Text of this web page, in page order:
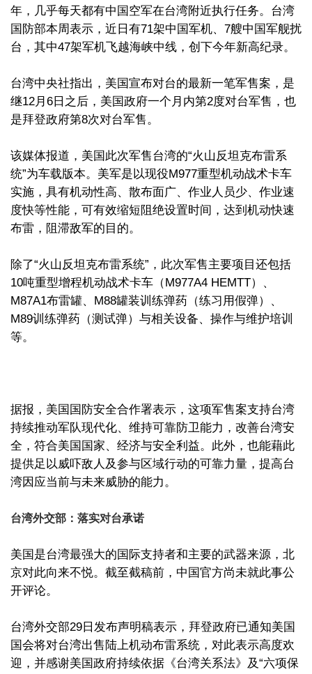
年，几乎每天都有中国空军在台湾附近执行任务。台湾
国防部本周表示，近日有71架中国军机、7艘中国军舰扰
台，其中47架军机飞越海峡中线，创下今年新高纪录。
台湾中央社指出，美国宣布对台的最新一笔军售案，是
继12月6日之后，美国政府一个月内第2度对台军售，也
是拜登政府第8次对台军售。
该媒体报道，美国此次军售台湾的“火山反坦克布雷系
统”为车载版本。美军是以现役M977重型机动战术卡车
实施，具有机动性高、散布面广、作业人员少、作业速
度快等性能，可有效缩短阻绝设置时间，达到机动快速
布雷，阻滞敌军的目的。
除了“火山反坦克布雷系统”，此次军售主要项目还包括
10吨重型增程机动战术卡车（M977A4 HEMTT）、
M87A1布雷罐、M88罐装训练弹药（练习用假弹）、
M89训练弹药（测试弹）与相关设备、操作与维护培训
等。
据报，美国国防安全合作署表示，这项军售案支持台湾
持续推动军队现代化、维持可靠防卫能力，改善台湾安
全，符合美国国家、经济与安全利益。此外，也能藉此
提供足以威吓敌人及参与区域行动的可靠力量，提高台
湾因应当前与未来威胁的能力。
台湾外交部：落实对台承诺
美国是台湾最强大的国际支持者和主要的武器来源，北
京对此向来不悦。截至截稿前，中国官方尚未就此事公
开评论。
台湾外交部29日发布声明稿表示，拜登政府已通知美国
国会将对台湾出售陆上机动布雷系统，对此表示高度欢
迎，并感谢美国政府持续依据《台湾关系法》及“六项保